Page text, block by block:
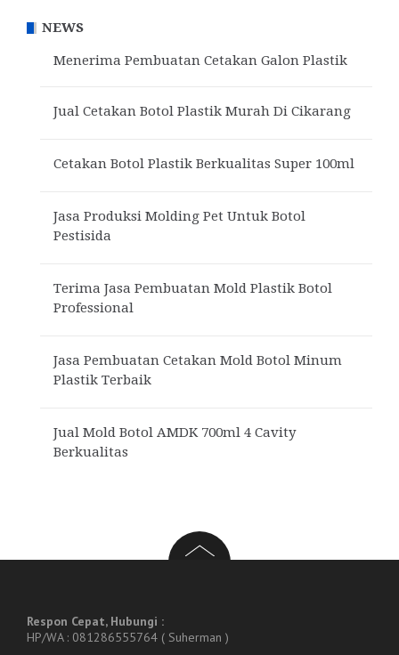
NEWS
Menerima Pembuatan Cetakan Galon Plastik
Jual Cetakan Botol Plastik Murah Di Cikarang
Cetakan Botol Plastik Berkualitas Super 100ml
Jasa Produksi Molding Pet Untuk Botol
Pestisida
Terima Jasa Pembuatan Mold Plastik Botol
Professional
Jasa Pembuatan Cetakan Mold Botol Minum
Plastik Terbaik
Jual Mold Botol AMDK 700ml 4 Cavity
Berkualitas
Respon Cepat, Hubungi :
HP/WA : 081286555764 ( Suherman )